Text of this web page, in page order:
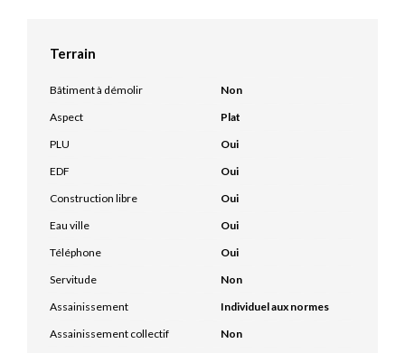
Terrain
Bâtiment à démolir
Non
Aspect
Plat
PLU
Oui
EDF
Oui
Construction libre
Oui
Eau ville
Oui
Téléphone
Oui
Servitude
Non
Assainissement
Individuel aux normes
Assainissement collectif
Non